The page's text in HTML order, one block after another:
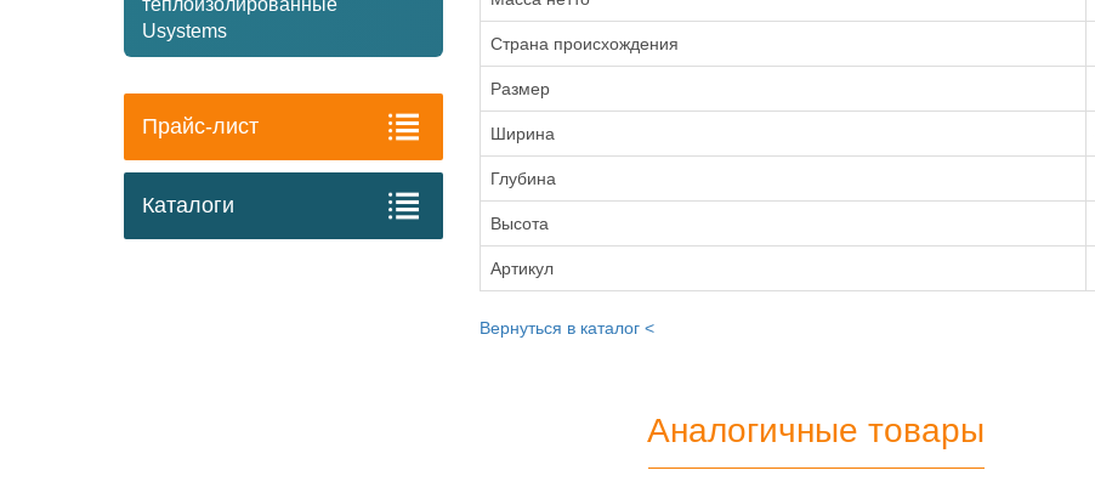
теплоизолированные
Usystems
Прайс-лист
Каталоги
Страна происхождения
Размер
Ширина
Глубина
Высота
Артикул
Вернуться в каталог <
Аналогичные товары